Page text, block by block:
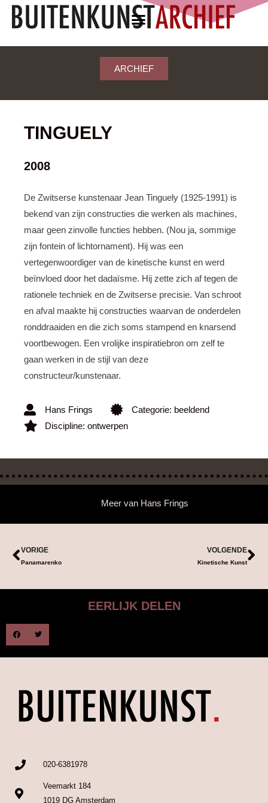
ARCHIEF
TINGUELY
2008
De Zwitserse kunstenaar Jean Tinguely (1925-1991) is
bekend van zijn constructies die werken als machines,
maar geen zinvolle functies hebben. (Nou ja, sommige
zijn fontein of lichtornament). Hij was een
vertegenwoordiger van de kinetische kunst en werd
beïnvloed door het dadaïsme. Hij zette zich af tegen de
rationele techniek en de Zwitserse precisie. Van schroot
en afval maakte hij constructies waarvan de onderdelen
ronddraaiden en die zich soms stampend en knarsend
voortbewogen. Een vrolijke inspiratiebron om zelf te
gaan werken in de stijl van deze
constructeur/kunstenaar.
Hans Frings Categorie: beeldend
Discipline: ontwerpen
Meer van Hans Frings
VORIGE
Panamarenko
VOLGENDE
Kinetische Kunst
EERLIJK DELEN
020-6381978
Veemarkt 184
1019 DG Amsterdam